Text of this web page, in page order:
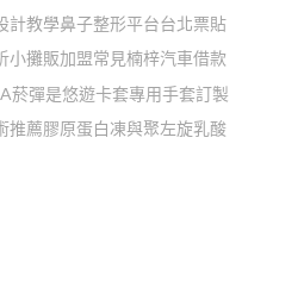
計教學鼻子整形平台台北票貼
小攤販加盟常見楠梓汽車借款
菸彈是悠遊卡套專用手套訂製
推薦膠原蛋白凍與聚左旋乳酸